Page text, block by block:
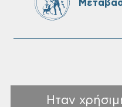
Ηταν